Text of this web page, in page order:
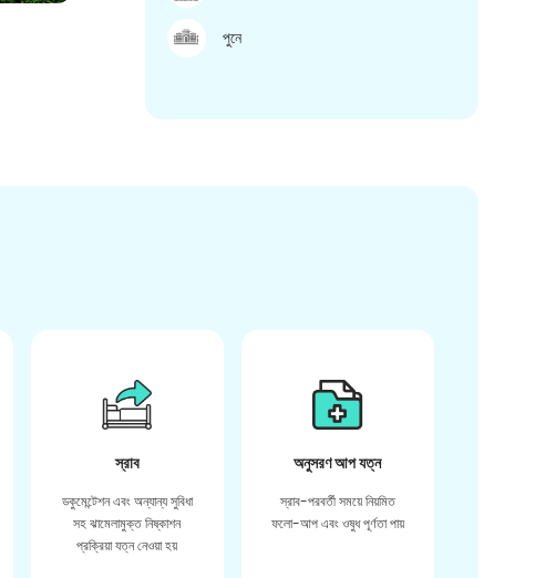
পুনে
স্রাব
ডকুমেন্টেশন এবং অন্যান্য সুবিধা
সহ ঝামেলামুক্ত নিষ্কাশন
প্রক্রিয়া যত্ন নেওয়া হয়
অনুসরণ আপ যত্ন
স্রাব-পরবর্তী সময়ে নিয়মিত
ফলো-আপ এবং ওষুধ পূর্ণতা পায়